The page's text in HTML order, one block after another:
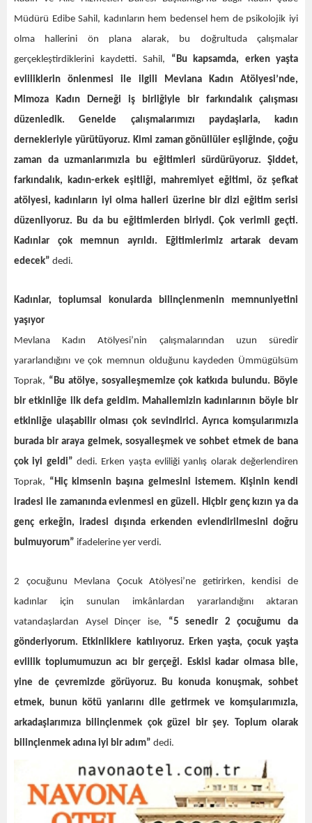
Müdürü Edibe Sahil, kadınların hem bedensel hem de psikolojik iyi
olma hallerini ön plana alarak, bu doğrultuda çalışmalar
gerçekleştirdiklerini kaydetti. Sahil, “Bu kapsamda, erken yaşta
evliliklerin önlenmesi ile ilgili Mevlana Kadın Atölyesi’nde,
Mimoza Kadın Derneği iş birliğiyle bir farkındalık çalışması
düzenledik. Genelde çalışmalarımızı paydaşlarla, kadın
dernekleriyle yürütüyoruz. Kimi zaman gönüllüler eşliğinde, çoğu
zaman da uzmanlarımızla bu eğitimleri sürdürüyoruz. Şiddet,
farkındalık, kadın-erkek eşitliği, mahremiyet eğitimi, öz şefkat
atölyesi, kadınların iyi olma halleri üzerine bir dizi eğitim serisi
düzenliyoruz. Bu da bu eğitimlerden biriydi. Çok verimli geçti.
Kadınlar çok memnun ayrıldı. Eğitimlerimiz artarak devam
edecek” dedi.
Kadınlar, toplumsal konularda bilinçlenmenin memnuniyetini
yaşıyor
Mevlana Kadın Atölyesi’nin çalışmalarından uzun süredir
yararlandığını ve çok memnun olduğunu kaydeden Ümmügülsüm
Toprak, “Bu atölye, sosyalleşmemize çok katkıda bulundu. Böyle
bir etkinliğe ilk defa geldim. Mahallemizin kadınlarının böyle bir
etkinliğe ulaşabilir olması çok sevindirici. Ayrıca komşularımızla
burada bir araya gelmek, sosyalleşmek ve sohbet etmek de bana
çok iyi geldi” dedi. Erken yaşta evliliği yanlış olarak değerlendiren
Toprak, “Hiç kimsenin başına gelmesini istemem. Kişinin kendi
iradesi ile zamanında evlenmesi en güzeli. Hiçbir genç kızın ya da
genç erkeğin, iradesi dışında erkenden evlendirilmesini doğru
bulmuyorum” ifadelerine yer verdi.
2 çocuğunu Mevlana Çocuk Atölyesi’ne getirirken, kendisi de
kadınlar için sunulan imkânlardan yararlandığını aktaran
vatandaşlardan Aysel Dinçer ise, “5 senedir 2 çocuğumu da
gönderiyorum. Etkinliklere katılıyoruz. Erken yaşta, çocuk yaşta
evlilik toplumumuzun acı bir gerçeği. Eskisi kadar olmasa bile,
yine de çevremizde görüyoruz. Bu konuda konuşmak, sohbet
etmek, bunun kötü yanlarını dile getirmek ve komşularımızla,
arkadaşlarımıza bilinçlenmek çok güzel bir şey. Toplum olarak
bilinçlenmek adına iyi bir adım” dedi.